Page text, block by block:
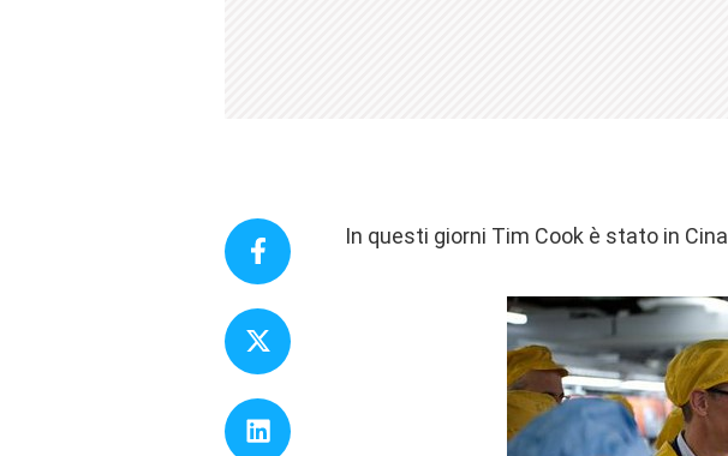
In questi giorni Tim Cook è stato in